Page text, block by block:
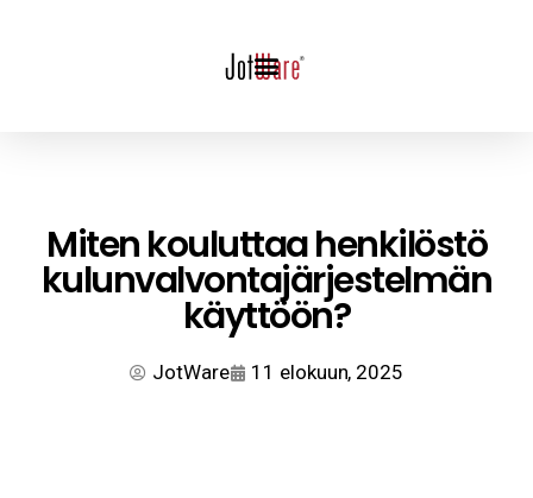
Miten kouluttaa henkilöstö
kulunvalvontajärjestelmän
käyttöön?
JotWare 11 elokuun, 2025